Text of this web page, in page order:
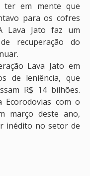
ter em mente que
para os cofres
Lava Jato faz um
recuperação do
Lava Jato em
de leniência, que
R$ 14 bilhões.
Ecorodovias com o
março deste ano,
inédito no setor de